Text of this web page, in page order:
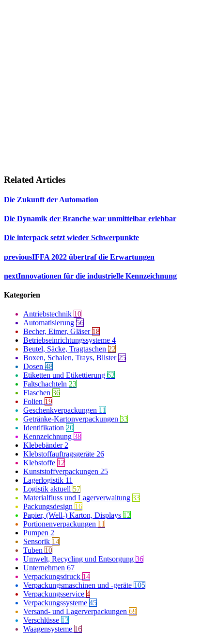
Related Articles
Die Zukunft der Automation
Die Dynamik der Branche war unmittelbar erlebbar
Die interpack setzt wieder Schwerpunkte
previousIFFA 2022 übertraf die Erwartungen
nextInnovationen für die industrielle Kennzeichnung
Kategorien
Antriebstechnik 10
Automatisierung 56
Becher, Eimer, Gläser 18
Betriebseinrichtungssysteme 4
Beutel, Säcke, Tragtaschen 22
Boxen, Schalen, Trays, Blister 25
Dosen 48
Etiketten und Etikettierung 62
Faltschachteln 23
Flaschen 36
Folien 19
Geschenkverpackungen 11
Getränke-Kartonverpackungen 33
Identifikation 20
Kennzeichnung 38
Klebebänder 2
Klebstoffauftragsgeräte 26
Klebstoffe 12
Kunststoffverpackungen 25
Lagerlogistik 11
Logistik aktuell 57
Materialfluss und Lagerverwaltung 33
Packungsdesign 16
Papier, (Well-) Karton, Displays 12
Portionenverpackungen 11
Pumpen 2
Sensorik 14
Tuben 10
Umwelt, Recycling und Entsorgung 36
Unternehmen 67
Verpackungsdruck 14
Verpackungsmaschinen und -geräte 105
Verpackungsservice 4
Verpackungssysteme 45
Versand- und Lagerverpackungen 69
Verschlüsse 13
Waagensysteme 16